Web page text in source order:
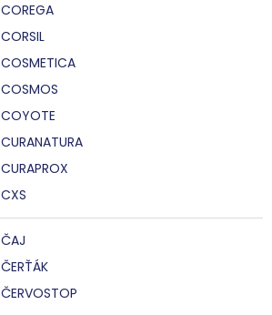
COREGA
CORSIL
COSMETICA
COSMOS
COYOTE
CURANATURA
CURAPROX
CXS
ČAJ
ČERŤÁK
ČERVOSTOP